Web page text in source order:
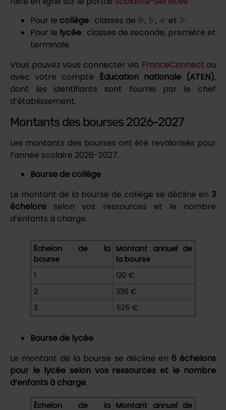
Pour le collège : classes de 6ᵉ, 5ᵉ, 4ᵉ et 3ᵉ.
Pour le lycée : classes de seconde, première et
terminale.
Vous pouvez vous connecter via FranceConnectou
avec votre compte
Éducation nationale (ATEN),
dont les identifiants sont fournis par le chef
d’établissement.
Montants des bourses 2026-2027
Les montants des bourses ont été revalorisés pour
l’année scolaire 2026-2027.
Bourse de collège
Le montant de la bourse de collège se décline en 3
échelons selon vos ressources et le nombre
d’enfants à charge.
Échelon de la
bourse
Montant annuel de
la bourse
1
120 €
2
336 €
3
525 €
Bourse de lycée
Le montant de la bourse se décline en 6 échelons
pour le lycée selon vos ressources et le nombre
d’enfants à charge.
Échelon de la Montant annuel de